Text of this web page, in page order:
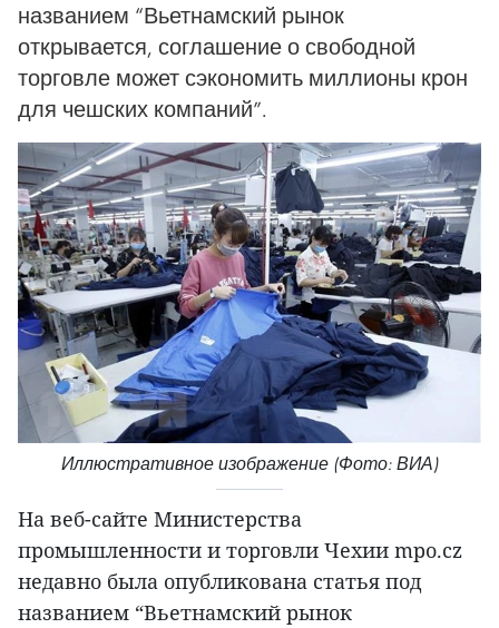
названием “Вьетнамский рынок
открывается, соглашение о свободной
торговле может сэкономить миллионы крон
для чешских компаний”.
Иллюстративное изображение (Фото: ВИА)
На веб-сайте Министерства
промышленности и торговли Чехии mpo.cz
недавно была опубликована статья под
названием “Вьетнамский рынок